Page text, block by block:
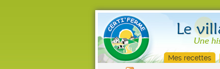
Mes recettes